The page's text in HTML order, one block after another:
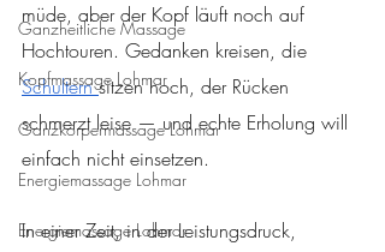
Ganzheitliche Massage
Kopfmassage Lohmar
Ganzkörpermassage Lohmar
Energiemassage Lohmar
Energiemassage Lohmar
müde, aber der Kopf läuft noch auf
Hochtouren. Gedanken kreisen, die
Schultern sitzen hoch, der Rücken
schmerzt leise — und echte Erholung will
einfach nicht einsetzen.
In einer Zeit, in der Leistungsdruck,